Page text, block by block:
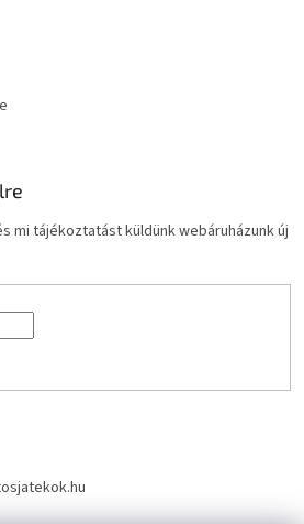
mi tájékoztatást küldünk webáruházunk új